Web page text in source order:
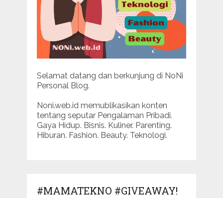
Selamat datang dan berkunjung di NoNi
Personal Blog.
Noni.web.id memublikasikan konten
tentang seputar Pengalaman Pribadi.
Gaya Hidup. Bisnis. Kuliner. Parenting.
Hiburan. Fashion. Beauty. Teknologi.
#MAMATEKNO #GIVEAWAY!